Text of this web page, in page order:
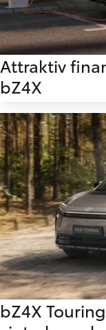
Attraktiv
bZ4X
bZ4X